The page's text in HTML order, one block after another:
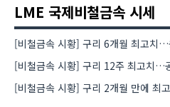
LME 국제비철금속 시세
[비철금속 시황] 구리 6개월 최고치
[비철금속 시황] 구리 12주 최고치…